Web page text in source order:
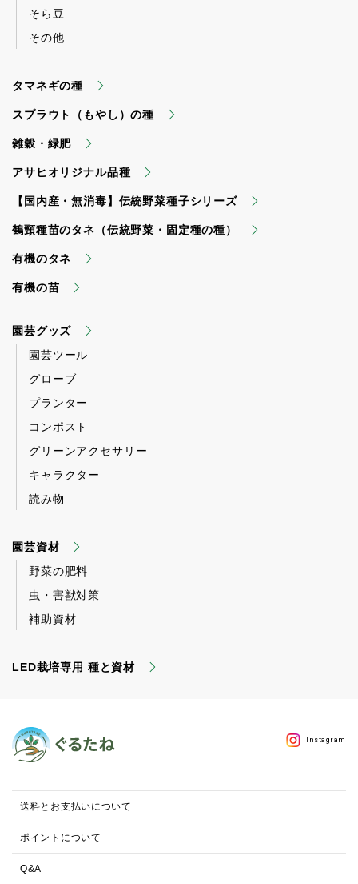
そら豆
その他
タマネギの種
スプラウト（もやし）の種
雑穀・緑肥
アサヒオリジナル品種
【国内産・無消毒】伝統野菜種子シリーズ
鶴頸種苗のタネ（伝統野菜・固定種の種）
有機のタネ
有機の苗
園芸グッズ
園芸ツール
グローブ
プランター
コンポスト
グリーンアクセサリー
キャラクター
読み物
園芸資材
野菜の肥料
虫・害獣対策
補助資材
LED栽培専用 種と資材
Instagram
送料とお支払いについて
ポイントについて
Q&A